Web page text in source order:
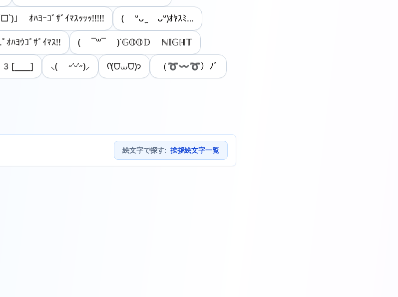
｣ ｵﾊﾖｰｺﾞｻﾞｲﾏｽｯｯｯ!!!!! ( ᐡᴗ ̫ ᴗᐡ)ｵﾔｽﾐ…
ｵﾊﾖｳｺﾞｻﾞｲﾏｽ!! ( ¯꒳​¯ )ᐝ𝔾𝕆𝕆𝔻 ℕ𝕀𝔾ℍ𝕋
⸜( ˶’ᵕ’˶)⸝ ᡣ(⩌⩊⩌)𐭩 （➰〰➰）ﾉﾞ
絵文字で探す: 挨拶絵文字一覧